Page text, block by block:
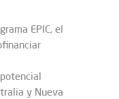
EPIC, el
y Nueva